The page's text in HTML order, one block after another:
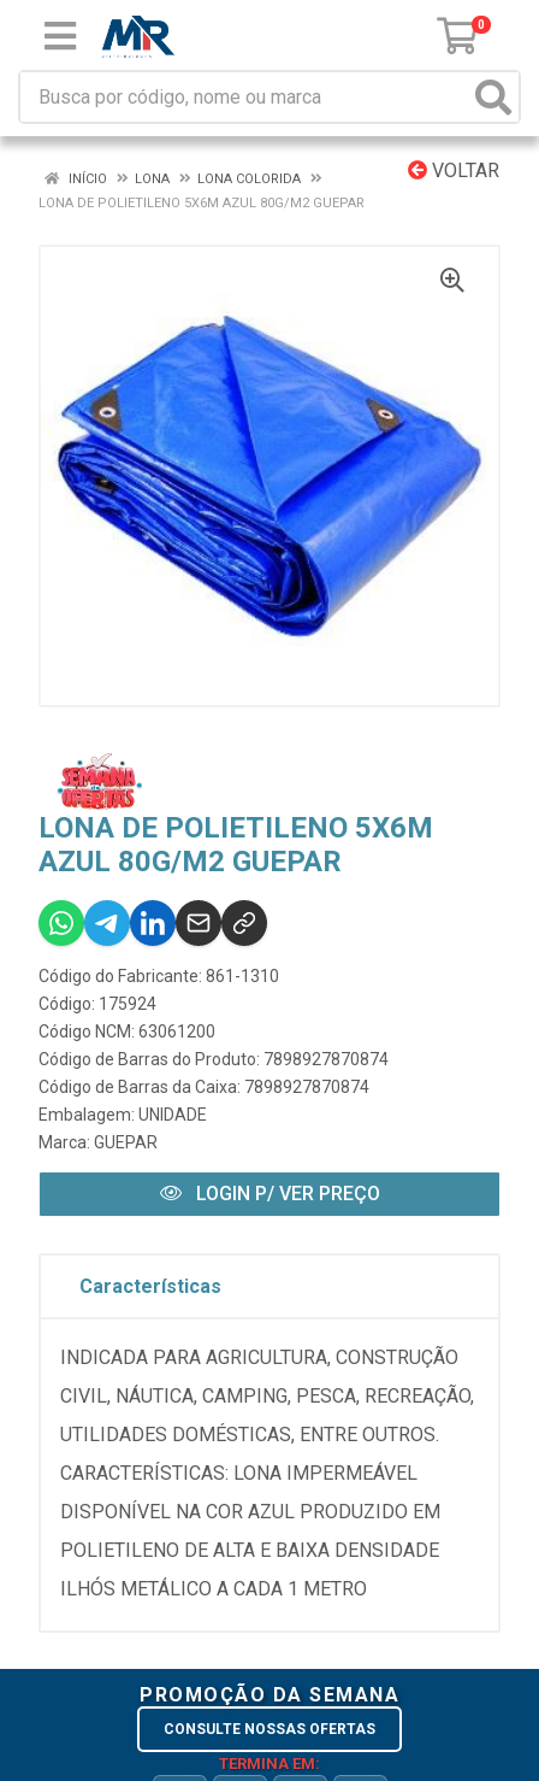
0
VOLTAR
INÍCIO LONA
LONA COLORIDA
LONA DE POLIETILENO 5X6M AZUL 80G/M2 GUEPAR
LONA DE POLIETILENO 5X6M
AZUL 80G/M2 GUEPAR
Código do Fabricante: 861-1310
Código: 175924
Código NCM: 63061200
Código de Barras do Produto: 7898927870874
Código de Barras da Caixa: 7898927870874
Embalagem: UNIDADE
Marca: GUEPAR
LOGIN P/ VER PREÇO
Características
INDICADA PARA AGRICULTURA, CONSTRUÇÃO
CIVIL, NÁUTICA, CAMPING, PESCA, RECREAÇÃO,
UTILIDADES DOMÉSTICAS, ENTRE OUTROS.
CARACTERÍSTICAS: LONA IMPERMEÁVEL
DISPONÍVEL NA COR AZUL PRODUZIDO EM
POLIETILENO DE ALTA E BAIXA DENSIDADE
ILHÓS METÁLICO A CADA 1 METRO
PROMOÇÃO DA SEMANA
CONSULTE NOSSAS OFERTAS
TERMINA EM: